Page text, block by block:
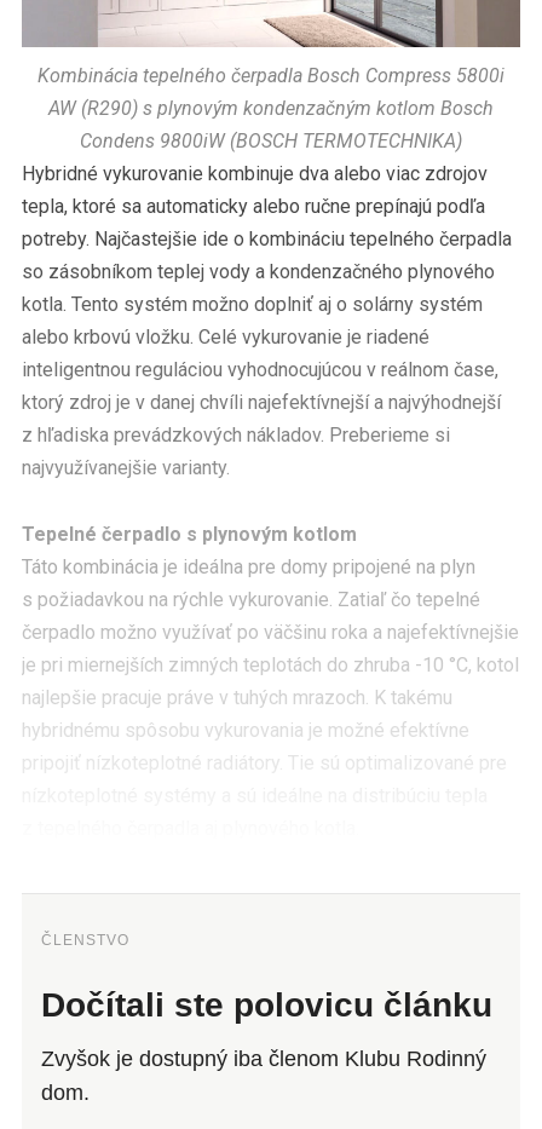
Kombinácia tepelného čerpadla Bosch Compress 5800i
AW (R290) s plynovým kondenzačným kotlom Bosch
Condens 9800iW (BOSCH TERMOTECHNIKA)
Hybridné vykurovanie kombinuje dva alebo viac zdrojov
tepla, ktoré sa automaticky alebo ručne prepínajú podľa
potreby. Najčastejšie ide o kombináciu tepelného čerpadla
so zásobníkom teplej vody a kondenzačného plynového
kotla. Tento systém možno doplniť aj o solárny systém
alebo krbovú vložku. Celé vykurovanie je riadené
inteligentnou reguláciou vyhodnocujúcou v reálnom čase,
ktorý zdroj je v danej chvíli najefektívnejší a najvýhodnejší
z hľadiska prevádzkových nákladov. Preberieme si
najvyužívanejšie varianty.
Tepelné čerpadlo s plynovým kotlom
Táto kombinácia je ideálna pre domy pripojené na plyn
s požiadavkou na rýchle vykurovanie. Zatiaľ čo tepelné
čerpadlo možno využívať po väčšinu roka a najefektívnejšie
je pri miernejších zimných teplotách do zhruba -10 °C, kotol
najlepšie pracuje práve v tuhých mrazoch. K takému
hybridnému spôsobu vykurovania je možné efektívne
pripojiť nízkoteplotné radiátory. Tie sú optimalizované pre
ČLENSTVO
Dočítali ste polovicu článku
Zvyšok je dostupný iba členom Klubu Rodinný
dom.